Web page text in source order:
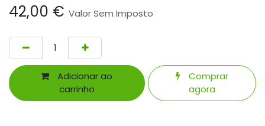
42,00 € Valor Sem Imposto
Adicionar ao
carrinho
Comprar
agora